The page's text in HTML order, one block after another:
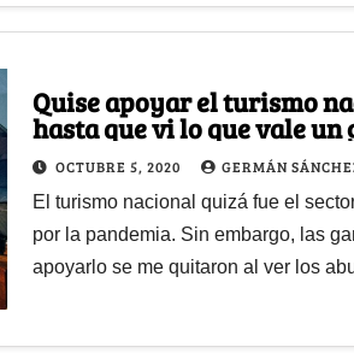
Quise apoyar el turismo
hasta que vi lo que vale
en Guatapé
OCTUBRE 5, 2020 GERMÁN
El turismo nacional quizá fue el
por la pandemia. Sin embargo, las
apoyarlo se me quitaron al ver los